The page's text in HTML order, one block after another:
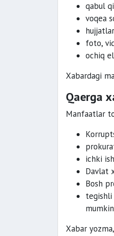
qabul
voqea
foto,
ochiq
Xabardagi
Qaerga
Manfaatlar
ichki
Davlat
Bosh
Xabar